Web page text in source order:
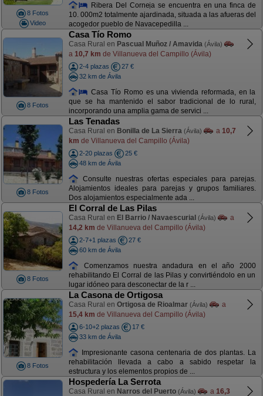
8 Fotos
Video
Ribera Del Corneja se encuentra en una finca de
10. 000m2 totalmente ajardinada, situada a las afueras del
acogedor pueblo de Navacepedilla ...
8 Fotos
Casa Tío Romo
Casa Rural en Pascual Muñoz / Amavida (Ávila)
a 10,7 km de Villanueva del Campillo (Ávila)
2-4 plazas
27 €
32 km de Ávila
Casa Tío Romo es una vivienda reformada, en la
que se ha mantenido el sabor tradicional de lo rural,
incorporando una amplia gama de servici ...
8 Fotos
Las Tenadas
Casa Rural en Bonilla de La Sierra (Ávila) a 10,7
km de Villanueva del Campillo (Ávila)
2-20 plazas
25 €
48 km de Ávila
Consulte nuestras ofertas especiales para parejas.
Alojamientos ideales para parejas y grupos familiares.
Dos alojamientos especialmente ada ...
8 Fotos
El Corral de Las Pilas
Casa Rural en El Barrio / Navaescurial (Ávila)
a
14,2 km de Villanueva del Campillo (Ávila)
2-7+1 plazas
27 €
60 km de Ávila
Comenzamos nuestra andadura en el año 2000
rehabilitando El Corral de las Pilas y convirtiéndolo en un
lugar idóneo para desconectar de la r ...
8 Fotos
La Casona de Ortigosa
Casa Rural en Ortigosa de Rioalmar (Ávila)
a
15,4 km de Villanueva del Campillo (Ávila)
6-10+2 plazas
17 €
33 km de Ávila
Impresionante casona centenaria de dos plantas. La
rehabilitación llevada a cabo a sabido respetar la
estructura y los elementos propios de ...
Hospedería La Serrota
Casa Rural en Narros del Puerto (Ávila) a 16,3